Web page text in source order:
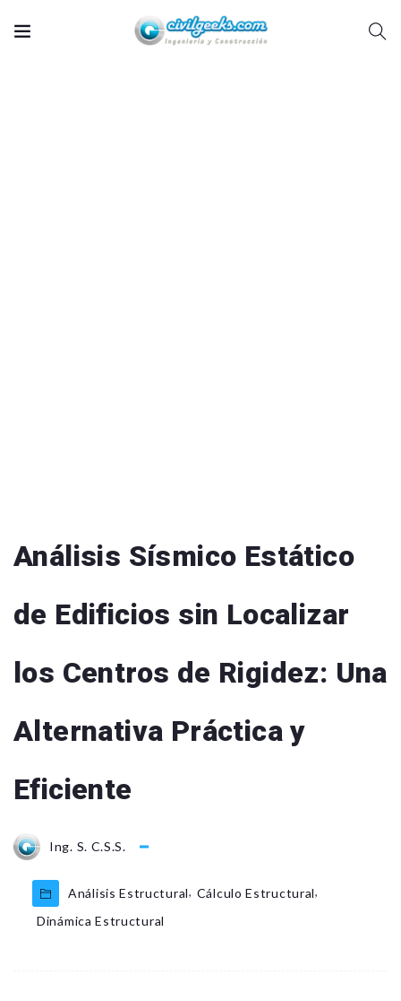
Análisis Sísmico Estático
de Edificios sin Localizar
los Centros de Rigidez: Una
Alternativa Práctica y
Eficiente
Ing. S. C.S.S.
Análisis Estructural, Cálculo Estructural,
Dinámica Estructural